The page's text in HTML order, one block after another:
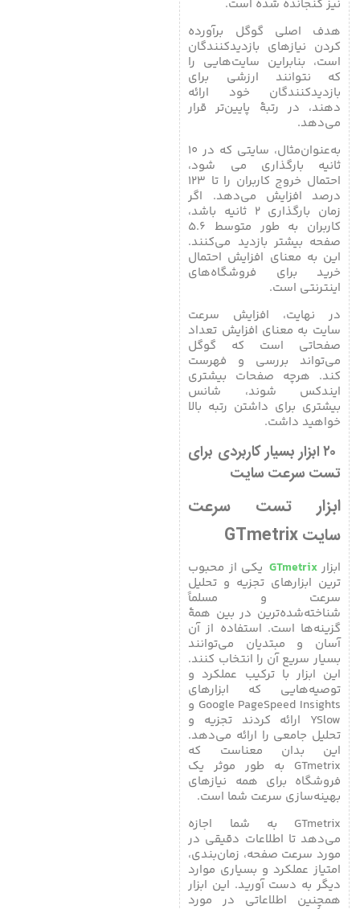
نیز گنجانده شده است.
هدف اصلی گوگل برآورده
کردن نیازهای بازدیدکنندگان
است، بنابراین سایت‌هایی را
که نتوانند ارزشی برای
بازدیدکنندگان خود ارائه
دهند، در رتبۀ پایین‌تر قرار
می‌دهد.
به‌عنوان‌مثال، سایتی که در ۱۰
ثانیه بارگذاری می شود،
احتمال خروج کاربران را تا ۱۲۳
درصد افزایش می‌دهد. اگر
زمان بارگذاری ۲ ثانیه باشد،
کاربران به طور متوسط ​​۵.۶
صفحه بیشتر بازدید می‌کنند.
این به معنای افزایش احتمال
خرید برای فروشگاه‌های
اینترنتی است.
در نهایت، افزایش سرعت
سایت به معنای افزایش تعداد
صفحاتی است که گوگل
می‌تواند بررسی و فهرست
کند. هرچه صفحات بیشتری
ایندکس شوند، شانس
بیشتری برای داشتن رتبه بالا
خواهید داشت.
۲۰ ابزار بسیار کاربردی برای
تست سرعت سایت
ابزار تست سرعت
سایت GTmetrix
ابزار GTmetrix یکی از محبوب
ترین ابزارهای تجزیه و تحلیل
سرعت و مسلماً
شناخته‌شده‌ترین در بین همۀ
گزینه‌ها است. استفاده از آن
آسان و مبتدیان می‌توانند
بسیار سریع آن را انتخاب کنند.
این ابزار با ترکیب عملکرد و
توصیه‌هایی که ابزارهای
Google PageSpeed ​​Insights و
YSlow ارائه کردند تجزیه و
تحلیل جامعی را ارائه می‌دهد.
این بدان معناست که
GTmetrix به طور موثر یک
فروشگاه برای همه نیازهای
بهینه‌سازی سرعت شما است.
GTmetrix به شما اجازه
می‌دهد تا اطلاعات دقیقی در
مورد سرعت صفحه، زمان‌بندی،
امتیاز عملکرد و بسیاری موارد
دیگر به دست آورید. این ابزار
همچنین اطلاعاتی در مورد